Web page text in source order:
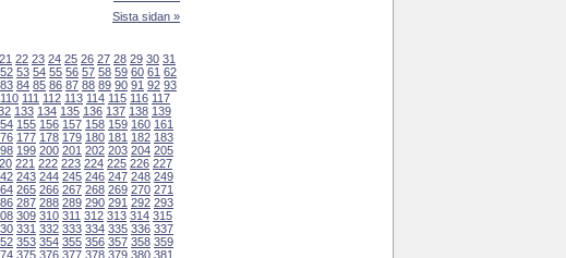
Sista sidan »
21 22 23 24 25 26 27 28 29 30 31
52 53 54 55 56 57 58 59 60 61 62
83 84 85 86 87 88 89 90 91 92 93
110 111 112 113 114 115 116 117
133 134 135 136 137 138 139
155 156 157 158 159 160 161
177 178 179 180 181 182 183
199 200 201 202 203 204 205
221 222 223 224 225 226 227
243 244 245 246 247 248 249
265 266 267 268 269 270 271
287 288 289 290 291 292 293
309 310 311 312 313 314 315
331 332 333 334 335 336 337
353 354 355 356 357 358 359
375 376 377 378 379 380 381